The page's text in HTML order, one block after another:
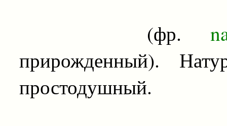
(фр.
прирожденный).
простодушный.